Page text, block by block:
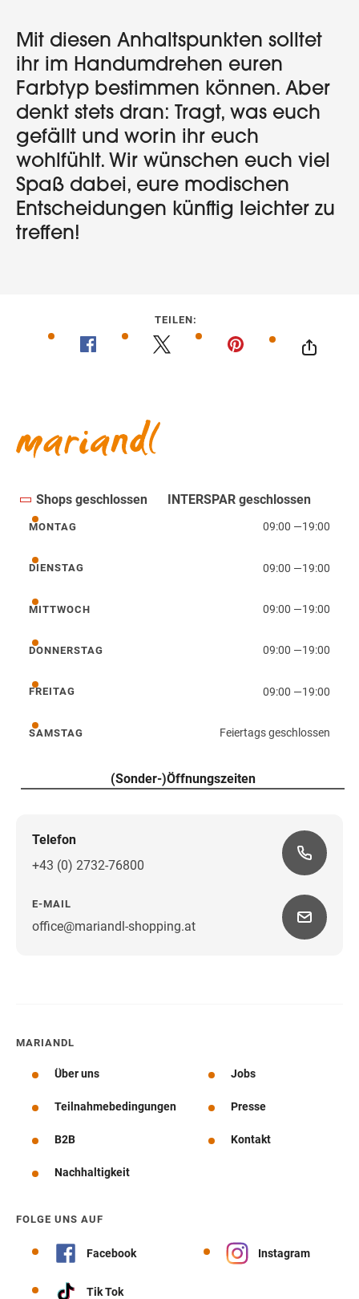
Mit diesen Anhaltspunkten solltet
ihr im Handumdrehen euren
Farbtyp bestimmen können. Aber
denkt stets dran: Tragt, was euch
gefällt und worin ihr euch
wohlfühlt. Wir wünschen euch viel
Spaß dabei, eure modischen
Entscheidungen künftig leichter zu
treffen!
TEILEN:
Shops geschlossen INTERSPAR geschlossen
Montag
MONTAG 09:00 —19:00
Dienstag
DIENSTAG 09:00 —19:00
Mittwoch
MITTWOCH 09:00 —19:00
Donnerstag
DONNERSTAG 09:00 —19:00
Freitag
FREITAG 09:00 —19:00
Samstag
SAMSTAG Feiertags geschlossen
(Sonder-)Öffnungszeiten
Telefon
+43 (0) 2732-76800
E-MAIL
office@mariandl-shopping.at
Wegbeschreibung
MARIANDL
Über uns Jobs
Teilnahmebedingungen Presse
B2B Kontakt
Nachhaltigkeit
FOLGE UNS AUF
Facebook Instagram
Tik Tok